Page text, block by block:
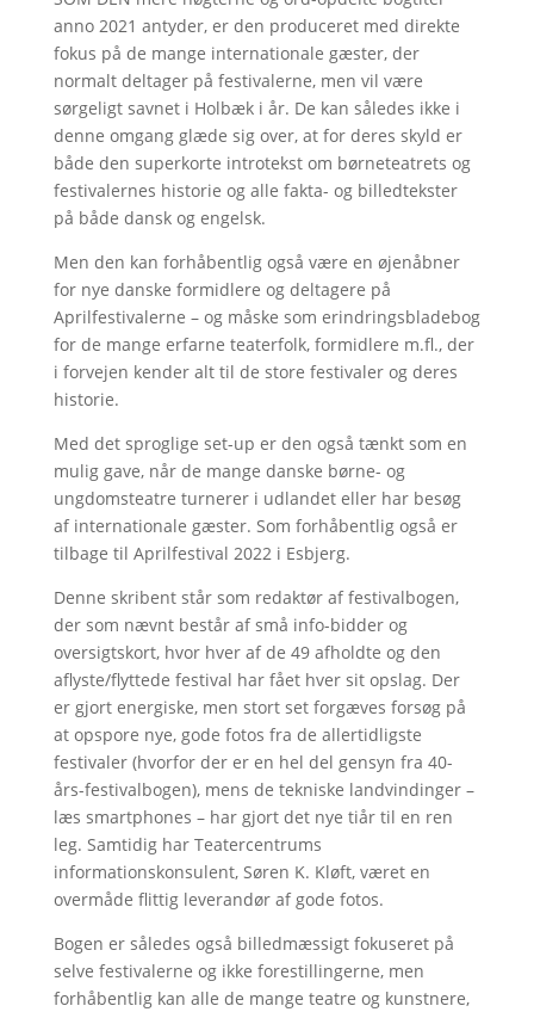
anno 2021 antyder, er den produceret med direkte
fokus på de mange internationale gæster, der
normalt deltager på festivalerne, men vil være
sørgeligt savnet i Holbæk i år. De kan således ikke i
denne omgang glæde sig over, at for deres skyld er
både den superkorte introtekst om børneteatrets og
festivalernes historie og alle fakta- og billedtekster
på både dansk og engelsk.
Men den kan forhåbentlig også være en øjenåbner
for nye danske formidlere og deltagere på
Aprilfestivalerne – og måske som erindringsbladebog
for de mange erfarne teaterfolk, formidlere m.fl., der
i forvejen kender alt til de store festivaler og deres
historie.
Med det sproglige set-up er den også tænkt som en
mulig gave, når de mange danske børne- og
ungdomsteatre turnerer i udlandet eller har besøg
af internationale gæster. Som forhåbentlig også er
tilbage til Aprilfestival 2022 i Esbjerg.
Denne skribent står som redaktør af festivalbogen,
der som nævnt består af små info-bidder og
oversigtskort, hvor hver af de 49 afholdte og den
aflyste/flyttede festival har fået hver sit opslag. Der
er gjort energiske, men stort set forgæves forsøg på
at opspore nye, gode fotos fra de allertidligste
festivaler (hvorfor der er en hel del gensyn fra 40-
års-festivalbogen), mens de tekniske landvindinger –
læs smartphones – har gjort det nye tiår til en ren
leg. Samtidig har Teatercentrums
informationskonsulent, Søren K. Kløft, været en
overmåde flittig leverandør af gode fotos.
Bogen er således også billedmæssigt fokuseret på
selve festivalerne og ikke forestillingerne, men
forhåbentlig kan alle de mange teatre og kunstnere,